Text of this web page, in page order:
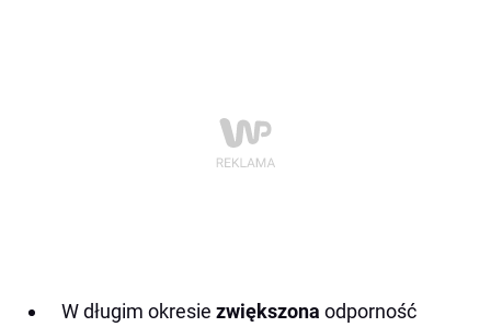
W długim okresie zwiększona odporność